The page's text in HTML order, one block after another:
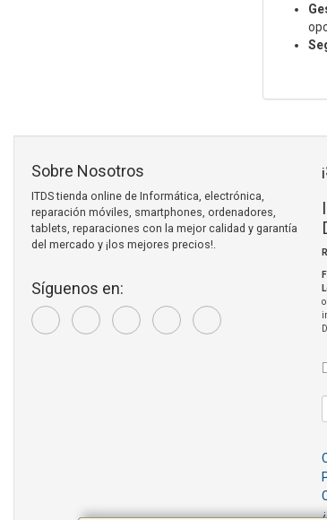
Sobre Nosotros
ITDS tienda online de Informática, electrónica,
reparación móviles, smartphones, ordenadores,
tablets, reparaciones con la mejor calidad y garantía
del mercado y ¡los mejores precios!.
Síguenos en: